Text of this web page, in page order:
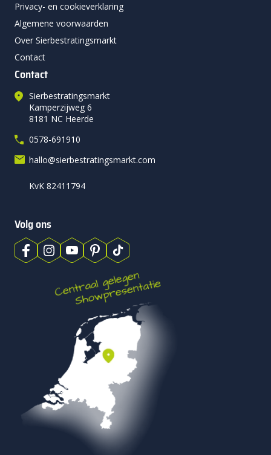
Privacy- en cookieverklaring
Algemene voorwaarden
Over Sierbestratingsmarkt
Contact
Contact
Sierbestratingsmarkt
Kamperzijweg 6
8181 NC Heerde
0578-691910
hallo@sierbestratingsmarkt.com
KvK 82411794
Volg ons